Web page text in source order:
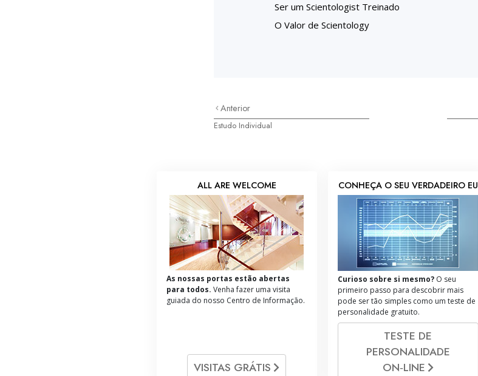
Ser um Scientologist Treinado
O Valor de Scientology
Anterior
Estudo Individual
ALL ARE WELCOME
As nossas portas estão abertas
para todos. Venha fazer uma visita
guiada do nosso Centro de Informação.
VISITAS GRÁTIS
CONHEÇA O SEU VERDADEIRO EU
Curioso sobre si mesmo?O seu
primeiro passo para descobrir mais
pode ser tão simples como um teste de
personalidade gratuito.
TESTE DE
PERSONALIDADE
ON‑LINE